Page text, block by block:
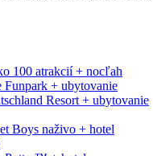
100 atrakcií + nocľah
Funpark + ubytovanie
Resort + ubytovanie
Boys naživo + hotel